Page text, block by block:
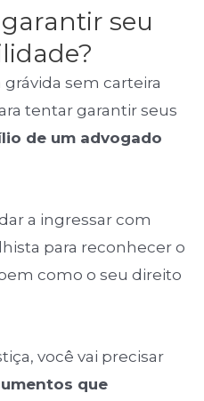
seu
sem carteira
tentar garantir seus
de um advogado
a ingressar com
para reconhecer o
como o seu direito
você vai precisar
que